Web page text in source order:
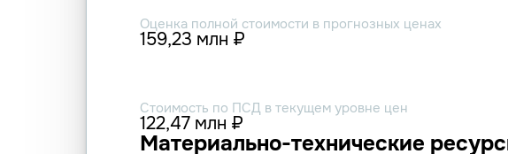
Оценка полной стоимости в прогнозных ценах
159,23 млн ₽
Стоимость по ПСД в текущем уровне цен
122,47 млн ₽
Материально-технические